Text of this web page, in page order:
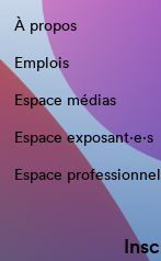
À propos
Emplois
Espace médias
Espace exposant·e⋅s
Espace